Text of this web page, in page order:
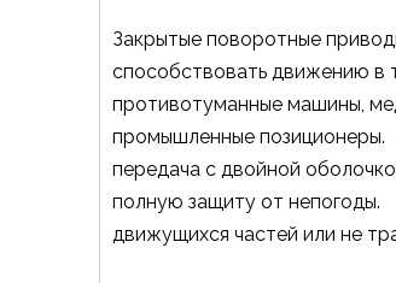
Закрытые поворотные
способствовать движению в
противотуманные машины,
промышленные позиционеры.
передача с двойной
полную защиту от непогоды.
движущихся частей или не